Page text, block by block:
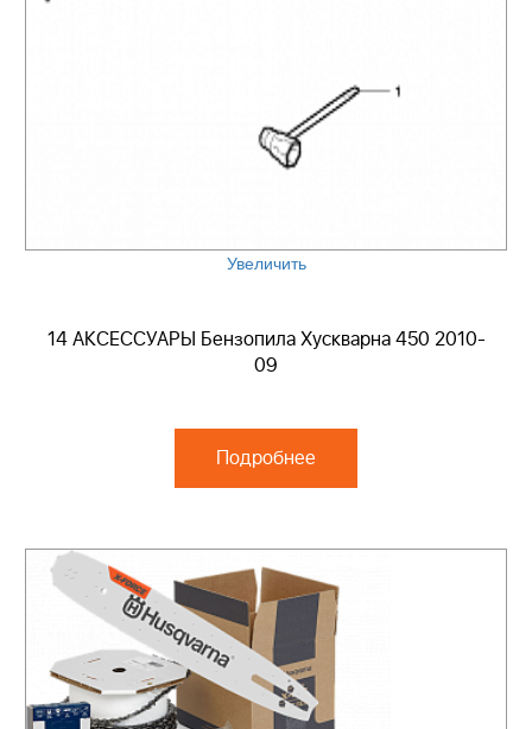
Увеличить
14 АКСЕССУАРЫ Бензопила Хускварна 450 2010-
09
Подробнее